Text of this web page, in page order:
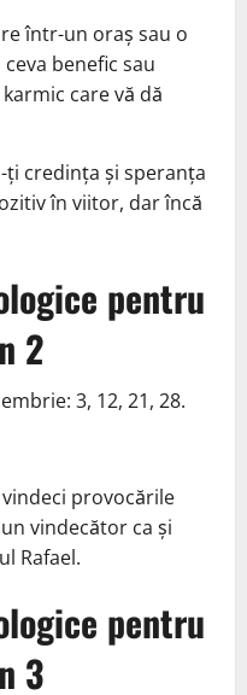
într-un oraș sau o
benefic sau
care vă dă
ți credința și speranța
în viitor, dar încă
pentru
2
3, 12, 21, 28.
provocările
vindecător ca și
Rafael.
pentru
3